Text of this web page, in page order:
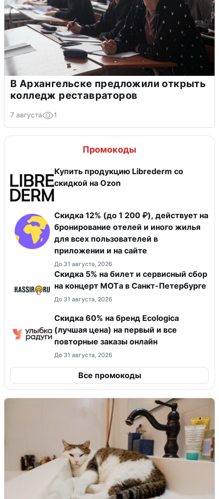
В Архангельске предложили открыть
колледж реставраторов
7 августа 1
Промокоды
Купить продукцию Librederm со
скидкой на Ozon
Скидка 12% (до 1 200 ₽), действует на
бронирование отелей и иного жилья
для всех пользователей в
приложении и на сайте
До 31 августа, 2026
Скидка 5% на билет и сервисный сбор
на концерт MOTа в Санкт-Петербурге
До 31 августа, 2026
Скидка 60% на бренд Ecologica
(лучшая цена) на первый и все
повторные заказы онлайн
До 31 августа, 2026
Все промокоды